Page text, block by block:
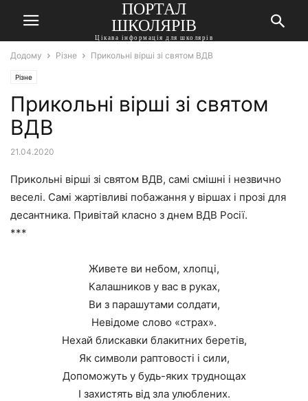
ПОРТАЛ
ШКОЛЯРІВ
Цікава інформація для школярів
Додому Різне Прикольні вірші зі святом ВДВ
Різне
Прикольні вірші зі святом
ВДВ
21.04.2020
Прикольні вірші зі святом ВДВ, самі смішні і незвично
веселі. Самі жартівливі побажання у віршах і прозі для
десантника. Привітай класно з днем ВДВ Росії.
***
Живете ви небом, хлопці,
Калашников у вас в руках,
Ви з парашутами солдати,
Невідоме слово «страх».
Нехай блискавки блакитних беретів,
Як символи раптовості і сили,
Допоможуть у будь-яких труднощах
І захистять від зла улюблених.